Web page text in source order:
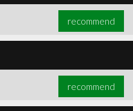
recommend
recommend